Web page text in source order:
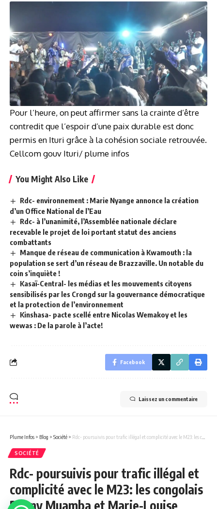
Pour l’heure, on peut affirmer sans la crainte d’être
contredit que l’espoir d’une paix durable est donc
permis en Ituri grâce à la cohésion sociale retrouvée.
Cellcom gouv Ituri/ plume infos
You Might Also Like
Rdc- environnement : Marie Nyange annonce la création
d’un Office National de l’Eau
Rdc- à l’unanimité, l’Assemblée nationale déclare
recevable le projet de loi portant statut des anciens
combattants
Manque de réseau de communication à Kwamouth : la
population se sert d’un réseau de Brazzaville. Un notable du
coin s’inquiète !
Kasaï-Central- les médias et les mouvements citoyens
sensibilisés par les Crongd sur la gouvernance démocratique
et la protection de l’environnement
Kinshasa- pacte scellé entre Nicolas Wemakoy et les
wewas : De la parole à l’acte!
Facebook
Laissez un commentaire
Plume Infos > Blog > Société > Rdc- poursuivis pour trafic illégal et complicité avec le M23: les congolais Danny Muamba et Marie-Louise Tshibola vivent en clandestinité depuis deux ans et demi. (Témoignage d’un membre de la famille)
SOCIÉTÉ
Rdc- poursuivis pour trafic illégal et
complicité avec le M23: les congolais
Danny Muamba et Marie-Louise